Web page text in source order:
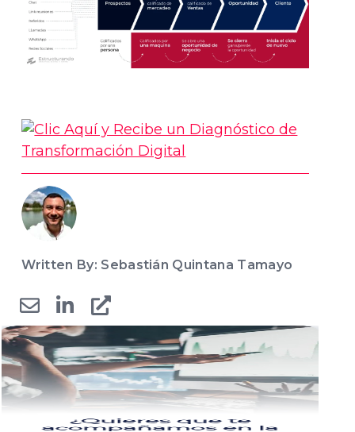
Written By: Sebastián Quintana Tamayo